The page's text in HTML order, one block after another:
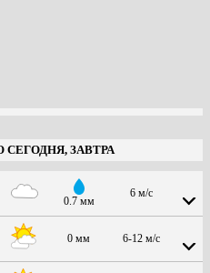
ЗАВТРА
0.7 мм
6 м/с
0 мм 6-12 м/с